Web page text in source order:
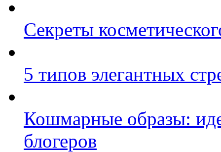
Секреты
5 типов элегантных
Кошмарные образы:
блогеров